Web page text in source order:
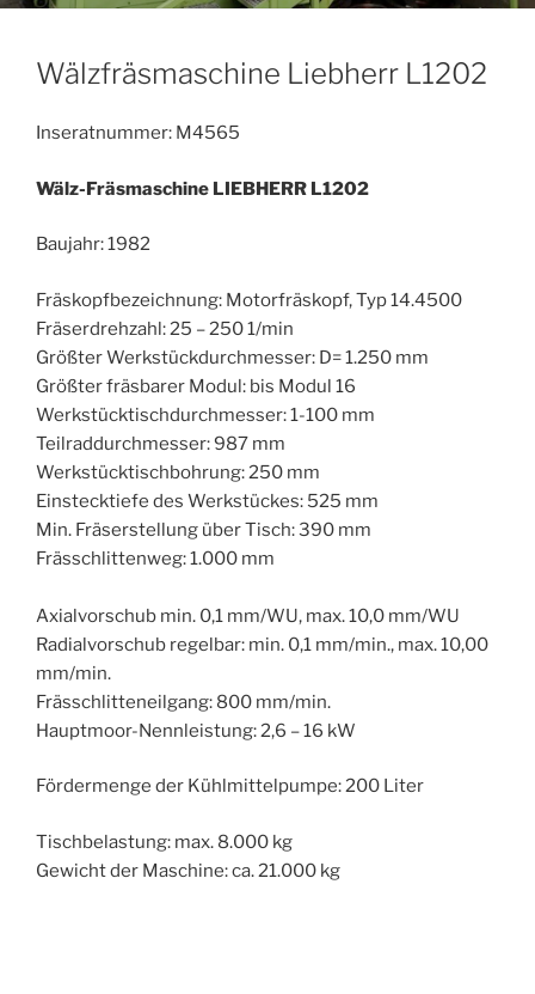
Wälzfräsmaschine Liebherr L1202
Inseratnummer: M4565
Wälz-Fräsmaschine LIEBHERR L1202
Baujahr: 1982
Fräskopfbezeichnung: Motorfräskopf, Typ 14.4500
Fräserdrehzahl: 25 – 250 1/min
Größter Werkstückdurchmesser: D= 1.250 mm
Größter fräsbarer Modul: bis Modul 16
Werkstücktischdurchmesser: 1-100 mm
Teilraddurchmesser: 987 mm
Werkstücktischbohrung: 250 mm
Einstecktiefe des Werkstückes: 525 mm
Min. Fräserstellung über Tisch: 390 mm
Frässchlittenweg: 1.000 mm
Axialvorschub min. 0,1 mm/WU, max. 10,0 mm/WU
Radialvorschub regelbar: min. 0,1 mm/min., max. 10,00
mm/min.
Frässchlitteneilgang: 800 mm/min.
Hauptmoor-Nennleistung: 2,6 – 16 kW
Fördermenge der Kühlmittelpumpe: 200 Liter
Tischbelastung: max. 8.000 kg
Gewicht der Maschine: ca. 21.000 kg